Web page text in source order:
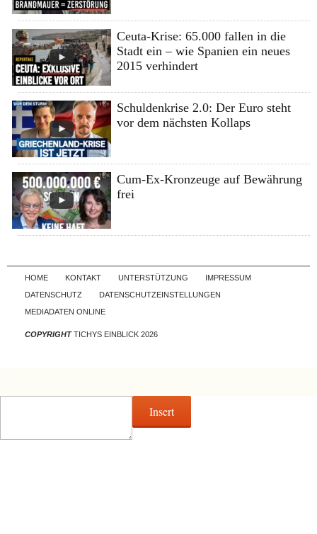
Ceuta-Krise: 65.000 fallen in die
Stadt ein – wie Spanien ein neues
2015 verhindert
Schuldenkrise 2.0: Der Euro steht
vor dem nächsten Kollaps
Cum-Ex-Kronzeuge auf Bewährung
frei
Skip to content
HOME KONTAKT UNTERSTÜTZUNG
IMPRESSUM
DATENSCHUTZ
DATENSCHUTZEINSTELLUNGEN
MEDIADATEN ONLINE
COPYRIGHTTICHYS EINBLICK 2026
Insert